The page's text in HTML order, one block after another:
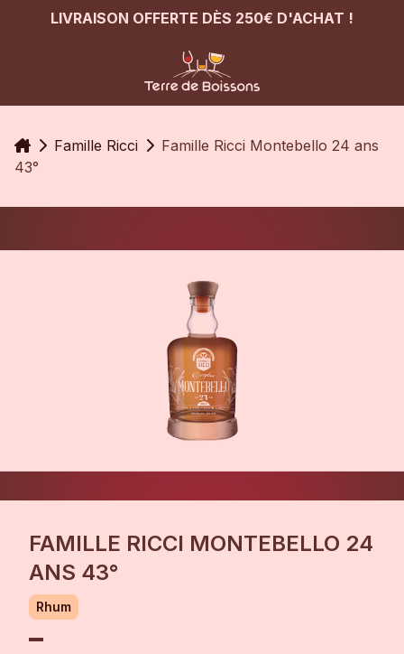
LIVRAISON OFFERTE DÈS 250€ D'ACHAT !
AccueilFamille Ricci
Famille Ricci Montebello 24 ans
43°
FAMILLE RICCI MONTEBELLO 24
ANS 43°
Rhum